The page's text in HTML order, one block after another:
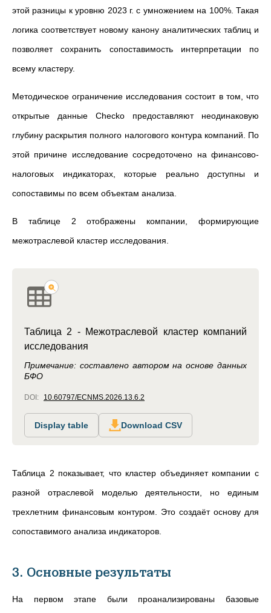
этой разницы к уровню 2023 г. с умножением на 100%. Такая
логика соответствует новому канону аналитических таблиц и
позволяет сохранить сопоставимость интерпретации по
всему кластеру.
Методическое ограничение исследования состоит в том, что
открытые данные Checko предоставляют неодинаковую
глубину раскрытия полного налогового контура компаний. По
этой причине исследование сосредоточено на финансово-
налоговых индикаторах, которые реально доступны и
сопоставимы по всем объектам анализа.
В таблице 2 отображены компании, формирующие
межотраслевой кластер исследования.
Таблица 2 - Межотраслевой кластер компаний
исследования
Примечание: составлено автором на основе данных
БФО
DOI: 10.60797/ECNMS.2026.13.6.2
Display table Download CSV
Таблица 2 показывает, что кластер объединяет компании с
разной отраслевой моделью деятельности, но единым
трехлетним финансовым контуром. Это создаёт основу для
сопоставимого анализа индикаторов.
3. Основные результаты
На первом этапе были проанализированы базовые